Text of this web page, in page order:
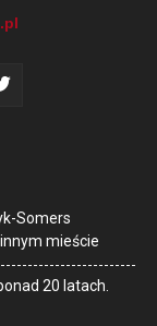
Somers
mieście
20 latach.